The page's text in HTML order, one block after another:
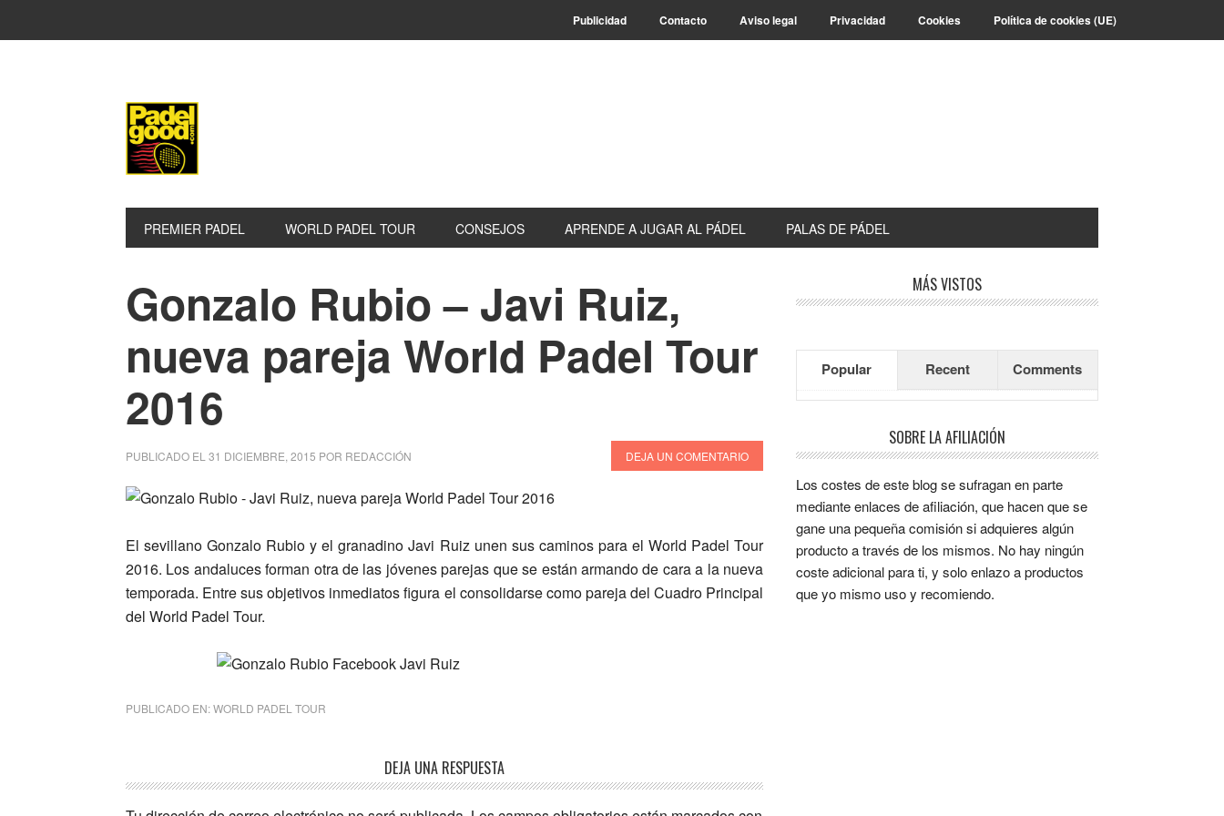
a
al
a
Publicidad Contacto Aviso legal Privacidad Cookies Política de cookies (UE)
PREMIER PADEL WORLD PADEL TOUR CONSEJOS APRENDE A JUGAR AL PÁDEL PALAS DE PÁDEL
Gonzalo Rubio – Javi Ruiz,
nueva pareja World Padel Tour
2016
PUBLICADO EL 31 DICIEMBRE, 2015 POR REDACCIÓN DEJA UN COMENTARIO
El sevillano Gonzalo Rubio y el granadino Javi Ruiz unen sus caminos para el World Padel Tour
2016. Los andaluces forman otra de las jóvenes parejas que se están armando de cara a la nueva
temporada. Entre sus objetivos inmediatos figura el consolidarse como pareja del Cuadro Principal
del World Padel Tour.
PUBLICADO EN:WORLD PADEL TOUR
con
DEJA UNA RESPUESTA
lateral
MÁS VISTOS
Popular Recent Comments
SOBRE LA AFILIACIÓN
Los costes de este blog se sufragan en parte
mediante enlaces de afiliación, que hacen que se
gane una pequeña comisión si adquieres algún
producto a través de los mismos. No hay ningún
coste adicional para ti, y solo enlazo a productos
que yo mismo uso y recomiendo.